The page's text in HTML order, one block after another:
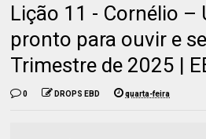
Lição 11 - Cornélio –
pronto para ouvir e
Trimestre de 2025 |
0 DROPS EBD quarta-feira